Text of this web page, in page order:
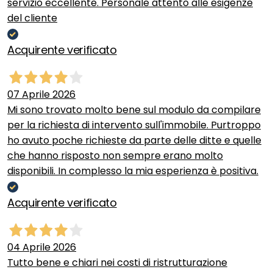
servizio eccellente. Personale attento alle esigenze
del cliente
Acquirente verificato
07 Aprile 2026
Mi sono trovato molto bene sul modulo da compilare
per la richiesta di intervento sull'immobile. Purtroppo
ho avuto poche richieste da parte delle ditte e quelle
che hanno risposto non sempre erano molto
disponibili. In complesso la mia esperienza è positiva.
Acquirente verificato
04 Aprile 2026
Tutto bene e chiari nei costi di ristrutturazione